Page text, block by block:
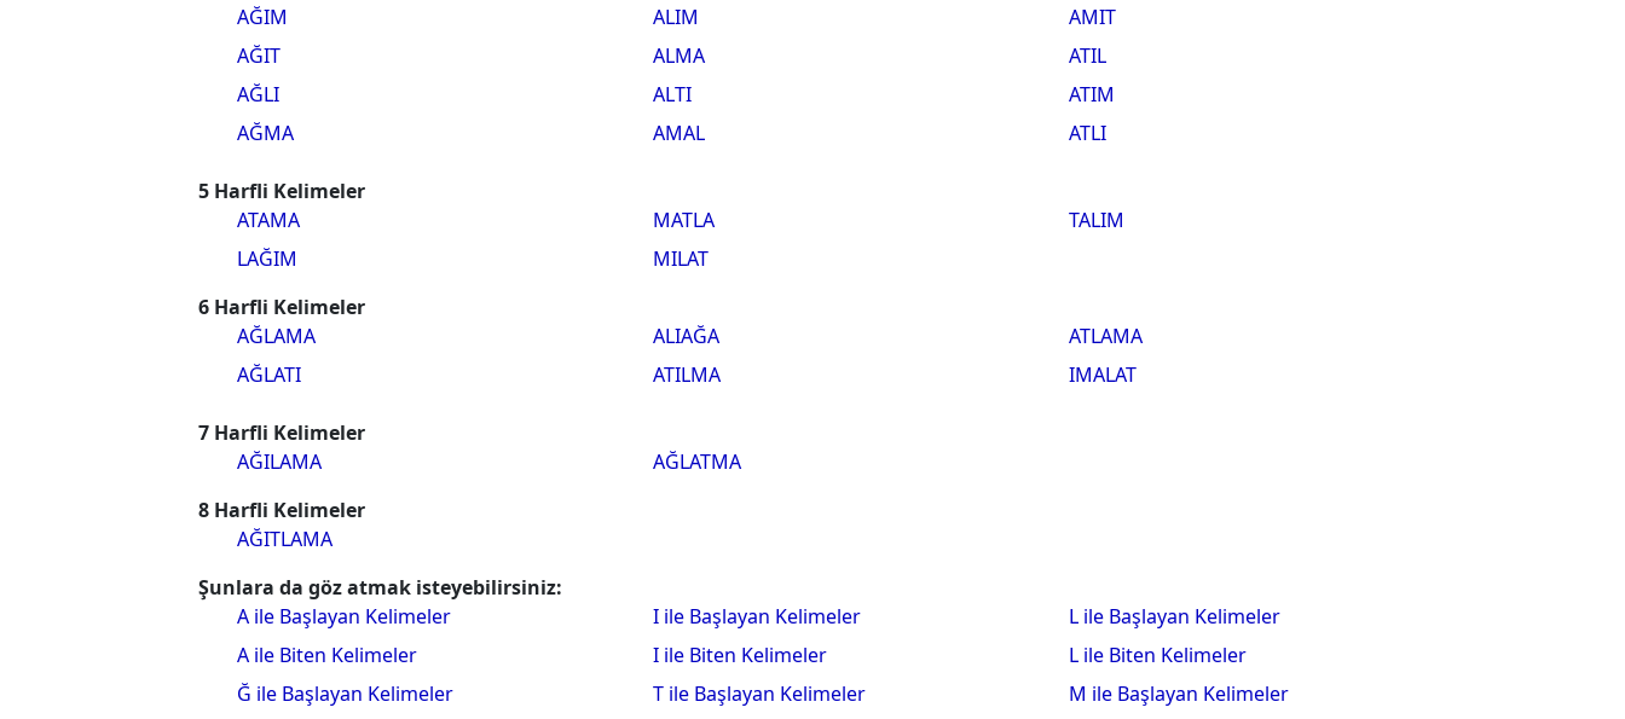
AĞIM
AĞIT
AĞLI
AĞMA
ALIM
ALMA
ALTI
AMAL
AMIT
ATIL
ATIM
ATLI
5 Harfli Kelimeler
ATAMA
LAĞIM
MATLA
MILAT
TALIM
6 Harfli Kelimeler
AĞLAMA
AĞLATI
ALIAĞA
ATILMA
ATLAMA
IMALAT
7 Harfli Kelimeler
AĞILAMA
AĞLATMA
8 Harfli Kelimeler
AĞITLAMA
Şunlara da göz atmak isteyebilirsiniz:
A ile Başlayan Kelimeler
A ile Biten Kelimeler
Ğ ile Başlayan Kelimeler
I ile Başlayan Kelimeler
I ile Biten Kelimeler
T ile Başlayan Kelimeler
L ile Başlayan Kelimeler
L ile Biten Kelimeler
M ile Başlayan Kelimeler